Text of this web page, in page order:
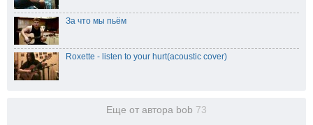
За что мы пьём
Roxette - listen to your hurt(acoustic cover)
Еще от автора bob 73